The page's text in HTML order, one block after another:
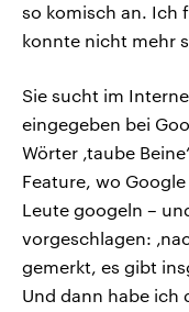
so komisch an. Ich
konnte nicht mehr
Sie sucht im
eingegeben bei
Wörter ‚taube
Feature, wo
Leute googeln –
vorgeschlagen:
gemerkt, es gibt
Und dann habe ich